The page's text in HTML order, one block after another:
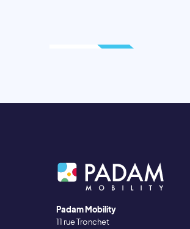
Padam Mobility
11 rue Tronchet